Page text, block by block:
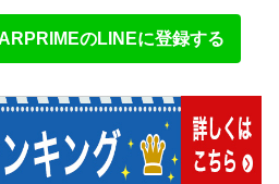
のLINEに登録する